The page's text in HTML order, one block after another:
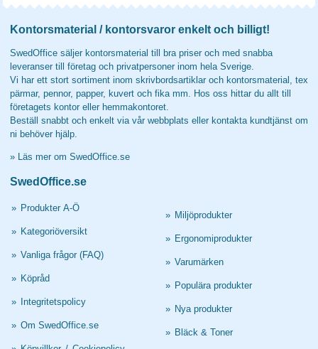
Kontorsmaterial / kontorsvaror enkelt och billigt!
SwedOffice säljer kontorsmaterial till bra priser och med snabba
leveranser till företag och privatpersoner inom hela Sverige.
Vi har ett stort sortiment inom skrivbordsartiklar och kontorsmaterial, tex
pärmar, pennor, papper, kuvert och fika mm. Hos oss hittar du allt till
företagets kontor eller hemmakontoret.
Beställ snabbt och enkelt via vår webbplats eller kontakta kundtjänst om
ni behöver hjälp.
» Läs mer om SwedOffice.se
SwedOffice.se
» Produkter A-Ö
» Kategoriöversikt
» Vanliga frågor (FAQ)
» Köpråd
» Integritetspolicy
» Om SwedOffice.se
» Miljöprodukter
» Ergonomiprodukter
» Varumärken
» Populära produkter
» Nya produkter
» Bläck & Toner